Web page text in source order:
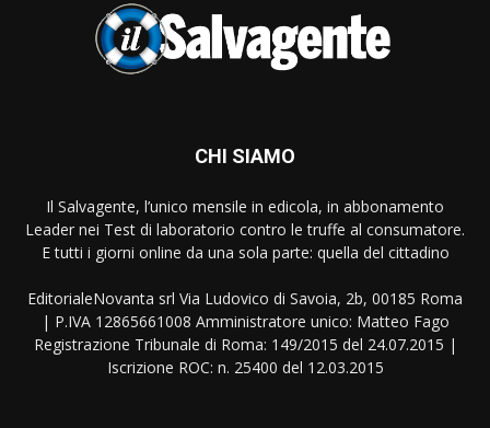
CHI SIAMO
Il Salvagente, l’unico mensile in edicola, in abbonamento
Leader nei Test di laboratorio contro le truffe al consumatore.
E tutti i giorni online da una sola parte: quella del cittadino
EditorialeNovanta srl Via Ludovico di Savoia, 2b, 00185 Roma
| P.IVA 12865661008 Amministratore unico: Matteo Fago
Registrazione Tribunale di Roma: 149/2015 del 24.07.2015 |
Iscrizione ROC: n. 25400 del 12.03.2015